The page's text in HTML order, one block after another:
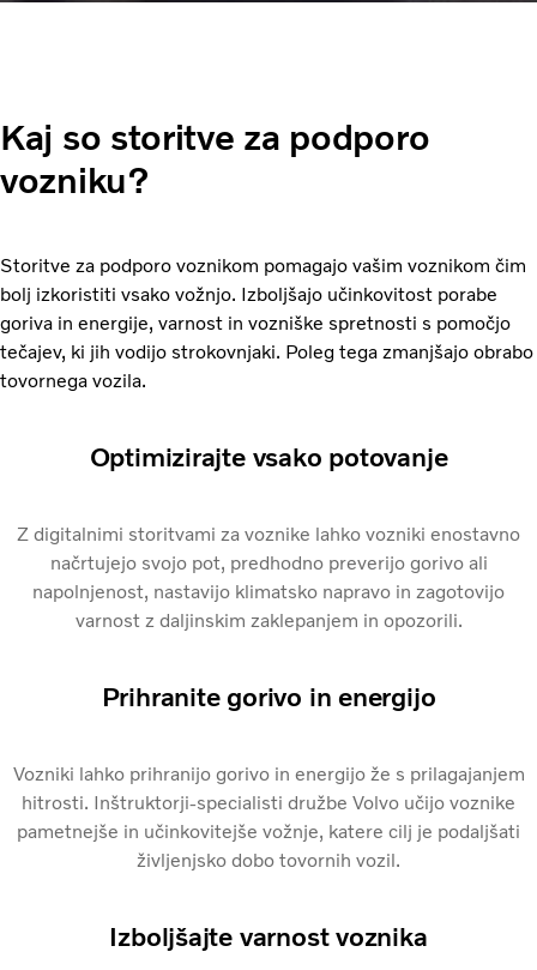
Kaj so storitve za podporo
vozniku?
Storitve za podporo voznikom pomagajo vašim voznikom čim
bolj izkoristiti vsako vožnjo. Izboljšajo učinkovitost porabe
goriva in energije, varnost in vozniške spretnosti s pomočjo
tečajev, ki jih vodijo strokovnjaki. Poleg tega zmanjšajo obrabo
tovornega vozila.
Optimizirajte vsako potovanje
Z digitalnimi storitvami za voznike lahko vozniki enostavno
načrtujejo svojo pot, predhodno preverijo gorivo ali
napolnjenost, nastavijo klimatsko napravo in zagotovijo
varnost z daljinskim zaklepanjem in opozorili.
Prihranite gorivo in energijo
Vozniki lahko prihranijo gorivo in energijo že s prilagajanjem
hitrosti. Inštruktorji-specialisti družbe Volvo učijo voznike
pametnejše in učinkovitejše vožnje, katere cilj je podaljšati
življenjsko dobo tovornih vozil.
Izboljšajte varnost voznika